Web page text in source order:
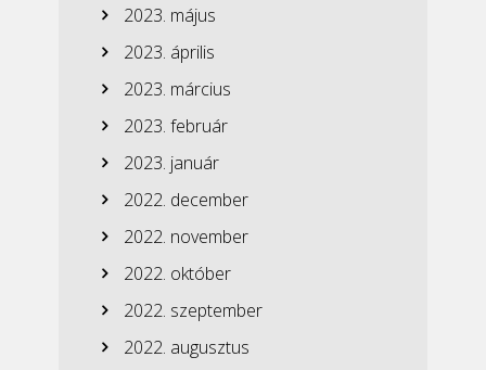
2023. május
2023. április
2023. március
2023. február
2023. január
2022. december
2022. november
2022. október
2022. szeptember
2022. augusztus